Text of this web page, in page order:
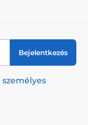
Bejelentkezés
személyes